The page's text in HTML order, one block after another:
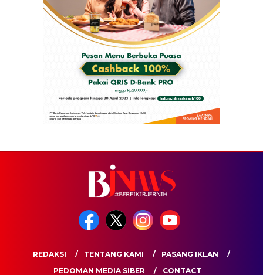
REDAKSI TENTANG KAMI
PASANG IKLAN
PEDOMAN MEDIA SIBER
CONTACT